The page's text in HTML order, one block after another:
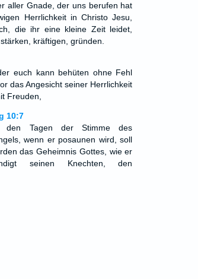
aller Gnade, der uns berufen hat
Herrlichkeit in Christo Jesu,
die ihr eine kleine Zeit leidet,
kräftigen, gründen.
euch kann behüten ohne Fehl
das Angesicht seiner Herrlichkeit
Freuden,
10:7
den Tagen der Stimme des
wenn er posaunen wird, soll
das Geheimnis Gottes, wie er
seinen Knechten, den